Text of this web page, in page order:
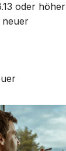
oder höher
neuer